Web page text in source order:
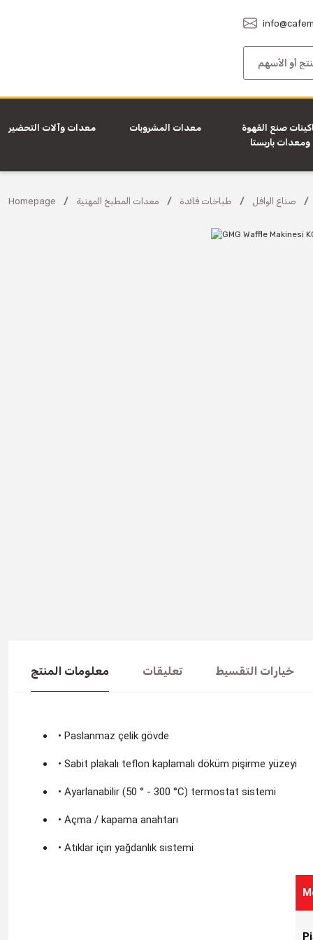
معدات وآلات التحضير معدات المشروبات
صنع القهوة
ومعدات باريستا
Homepage معدات المطبخ المهنية طباخات فائدة صناع الوافل
معلومات المنتج تعليقات خيارات التقسيط
• Paslanmaz çelik gövde
• Sabit plakalı teflon kaplamalı döküm pişirme yüzeyi
• Ayarlanabilir (50 ° - 300 °C) termostat sistemi
• Açma / kapama anahtarı
• Atıklar için yağdanlık sistemi